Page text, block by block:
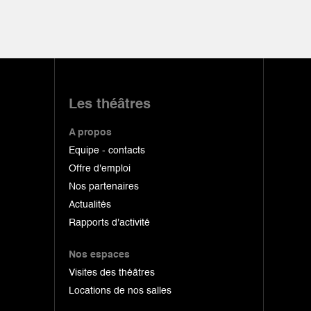
Les théâtres
A propos
Equipe - contacts
Offre d'emploi
Nos partenaires
Actualités
Rapports d'activité
Nos espaces
Visites des théâtres
Locations de nos salles